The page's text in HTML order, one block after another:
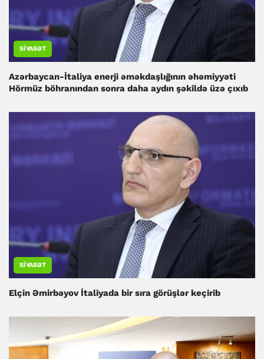
SIYASƏT
Azərbaycan-İtaliya enerji əməkdaşlığının əhəmiyyəti
Hörmüz böhranından sonra daha aydın şəkildə üzə çıxıb
SIYASƏT
Elçin Əmirbəyov İtaliyada bir sıra görüşlər keçirib